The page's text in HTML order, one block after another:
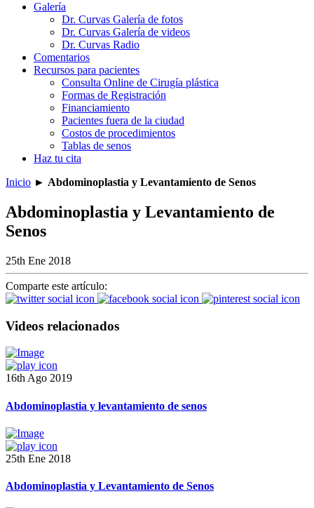
Galería
Dr. Curvas Galería de fotos
Dr. Curvas Galería de videos
Dr. Curvas Radio
Comentarios
Recursos para pacientes
Consulta Online de Cirugía plástica
Formas de Registración
Financiamiento
Pacientes fuera de la ciudad
Costos de procedimientos
Tablas de senos
Haz tu cita
Inicio ► Abdominoplastia y Levantamiento de Senos
Abdominoplastia y Levantamiento de
Senos
25th Ene 2018
Comparte este artículo:
Videos relacionados
16th Ago 2019
Abdominoplastia y levantamiento de senos
25th Ene 2018
Abdominoplastia y Levantamiento de Senos